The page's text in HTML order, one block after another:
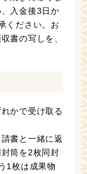
入金後3日か
ください。お
書の写しを、
かで受け取る
書と一緒に返
筒を2枚同封
1枚は成果物